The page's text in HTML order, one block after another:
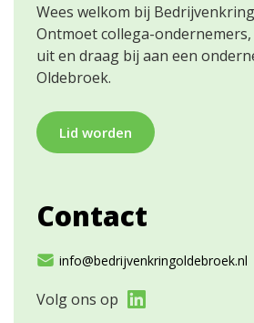
Wees welkom bij
Ontmoet collega-
uit en draag bij aan een
Oldebroek.
Lid worden
Contact
info@bedrijvenkringoldebroek.nl
Volg ons op